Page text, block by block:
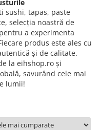
sushi, tapas, paste
selecția noastră de
a experimenta
produs este ales cu
și de calitate.
la eihshop.ro și
savurând cele mai
lumii!